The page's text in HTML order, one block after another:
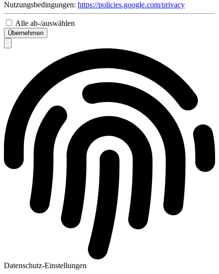
Nutzungsbedingungen: https://policies.google.com/privacy
Alle ab-/auswählen
Übernehmen
Datenschutz-Einstellungen